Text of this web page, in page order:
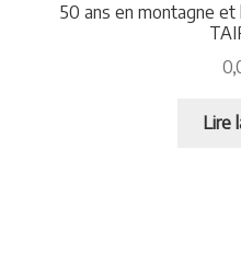
50 ans en montagne et
Lire